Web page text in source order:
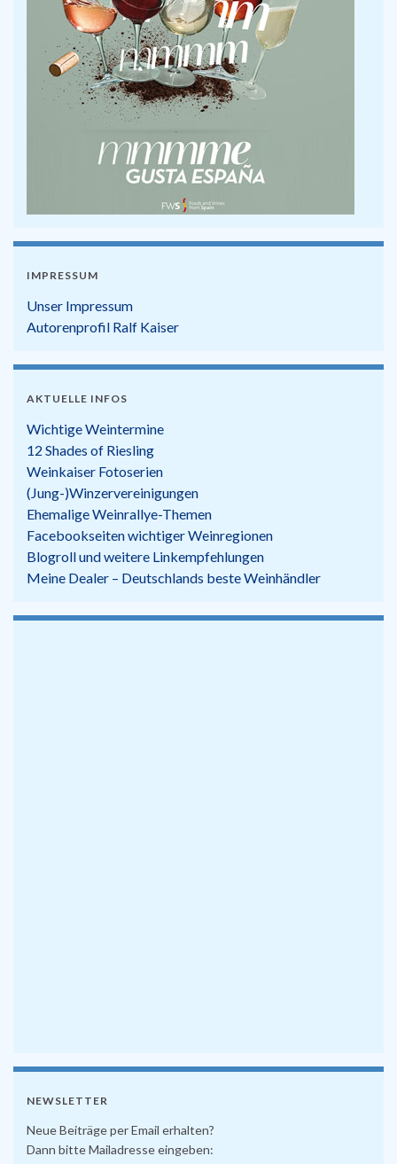
IMPRESSUM
Unser Impressum
Autorenprofil Ralf Kaiser
AKTUELLE INFOS
Wichtige Weintermine
12 Shades of Riesling
Weinkaiser Fotoserien
(Jung-)Winzervereinigungen
Ehemalige Weinrallye-Themen
Facebookseiten wichtiger Weinregionen
Blogroll und weitere Linkempfehlungen
Meine Dealer – Deutschlands beste Weinhändler
NEWSLETTER
Neue Beiträge per Email erhalten?
Dann bitte Mailadresse eingeben: